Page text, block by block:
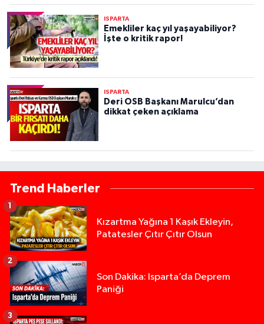
ISPARTA
Emekliler kaç yıl yaşayabiliyor?
İşte o kritik rapor!
ISPARTA
Deri OSB Başkanı Marulcu’dan
dikkat çeken açıklama
Trend Haberler
Kızartma Yağına 1 Kaşık Ekleyin,
Patatesler Çıtır Çıtır Olsun
1
Son Dakika: Isparta’da Deprem
Paniği
2
3